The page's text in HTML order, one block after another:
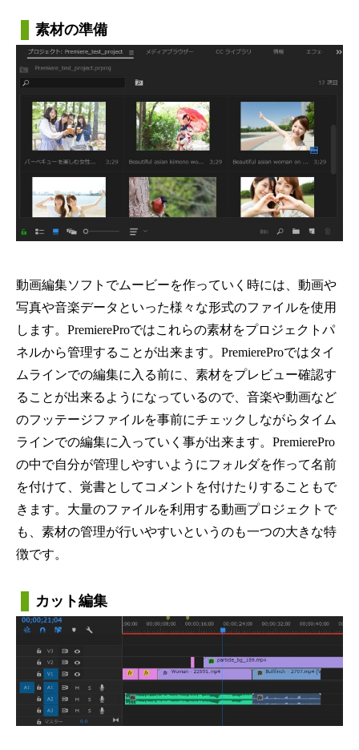
素材の準備
動画編集ソフトでムービーを作っていく時には、動画や
写真や音楽データといった様々な形式のファイルを使用
します。PremiereProではこれらの素材をプロジェクトパ
ネルから管理することが出来ます。PremiereProではタイ
ムラインでの編集に入る前に、素材をプレビュー確認す
ることが出来るようになっているので、音楽や動画など
のフッテージファイルを事前にチェックしながらタイム
ラインでの編集に入っていく事が出来ます。PremierePro
の中で自分が管理しやすいようにフォルダを作って名前
を付けて、覚書としてコメントを付けたりすることもで
きます。大量のファイルを利用する動画プロジェクトで
も、素材の管理が行いやすいというのも一つの大きな特
徴です。
カット編集